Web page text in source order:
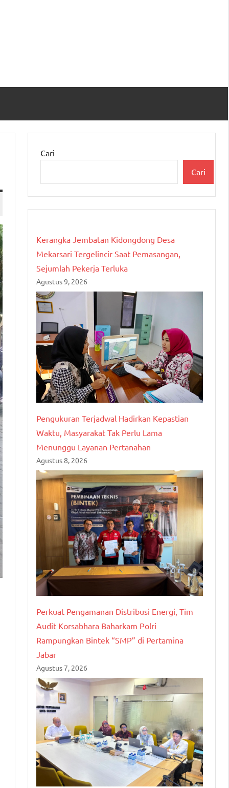
Cari
Cari
Kerangka Jembatan Kidongdong Desa
Mekarsari Tergelincir Saat Pemasangan,
Sejumlah Pekerja Terluka
Agustus 9, 2026
Pengukuran Terjadwal Hadirkan Kepastian
Waktu, Masyarakat Tak Perlu Lama
Menunggu Layanan Pertanahan
Agustus 8, 2026
Perkuat Pengamanan Distribusi Energi, Tim
Audit Korsabhara Baharkam Polri
Rampungkan Bintek “SMP” di Pertamina
Jabar
Agustus 7, 2026